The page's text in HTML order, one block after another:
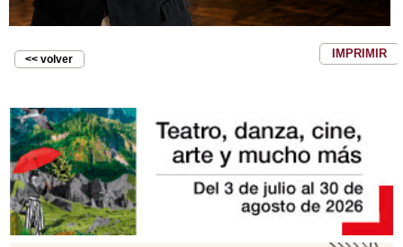
<< volver IMPRIMIR